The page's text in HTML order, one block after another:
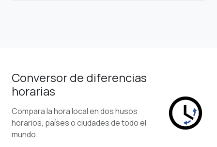
Conversor de diferencias
horarias
Compara la hora local en dos husos
horarios, países o ciudades de todo el
mundo.